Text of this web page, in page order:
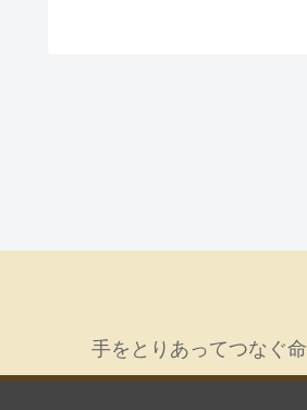
手をとりあってつなぐ命